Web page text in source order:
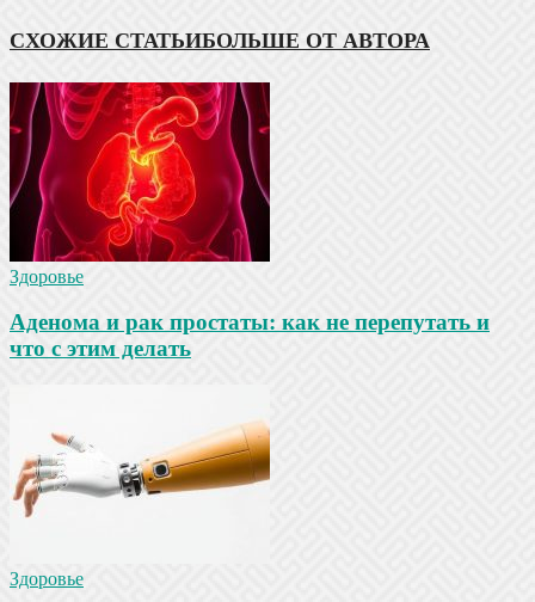
СХОЖИЕ СТАТЬИБОЛЬШЕ ОТ АВТОРА
Здоровье
Аденома и рак простаты: как не перепутать и
что с этим делать
Здоровье